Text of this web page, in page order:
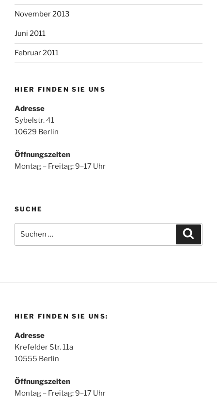
November 2013
Juni 2011
Februar 2011
HIER FINDEN SIE UNS
Adresse
Sybelstr. 41
10629 Berlin
Öffnungszeiten
Montag – Freitag: 9–17 Uhr
SUCHE
nach:
HIER FINDEN SIE UNS:
Adresse
Krefelder Str. 11a
10555 Berlin
Öffnungszeiten
Montag – Freitag: 9–17 Uhr